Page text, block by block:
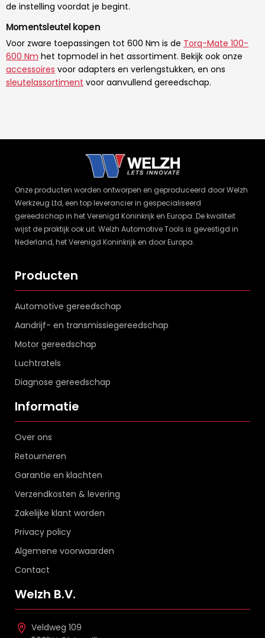
de instelling voordat je begint.
Momentsleutel kopen
Voor zware toepassingen tot 600 Nm is de Torq-Mate 100-
600 Nm het topmodel in het assortiment. Bekijk ook onze
accessoires voor adapters en verlengstukken, en ons
sleutelassortiment voor aanvullend gereedschap.
Onze producten worden ontworpen en geproduceerd door Welzh
Werkzeug Ltd, een top leverancier in gespecialiseerd
gereedschap in het Verenigd Koninkrijk en Europa. De kwaliteit
wijst de praktijk ook uit. Welzh Automotive Tools is gevestigd in
Nederland, het Verenigd Koninkrijk en door Europa.
Producten
Automotive gereedschap
Aandrijf- en transmissiegereedschap
Motor gereedschap
Luchtratels
Diagnose gereedschap
Informatie
Over ons
Retourneren
Garantie en klachten
Verzendkosten & levering
Zakelijke klant worden
Privacy policy
Algemene voorwaarden
Contact
Welzh B.V.
Veldweg 109